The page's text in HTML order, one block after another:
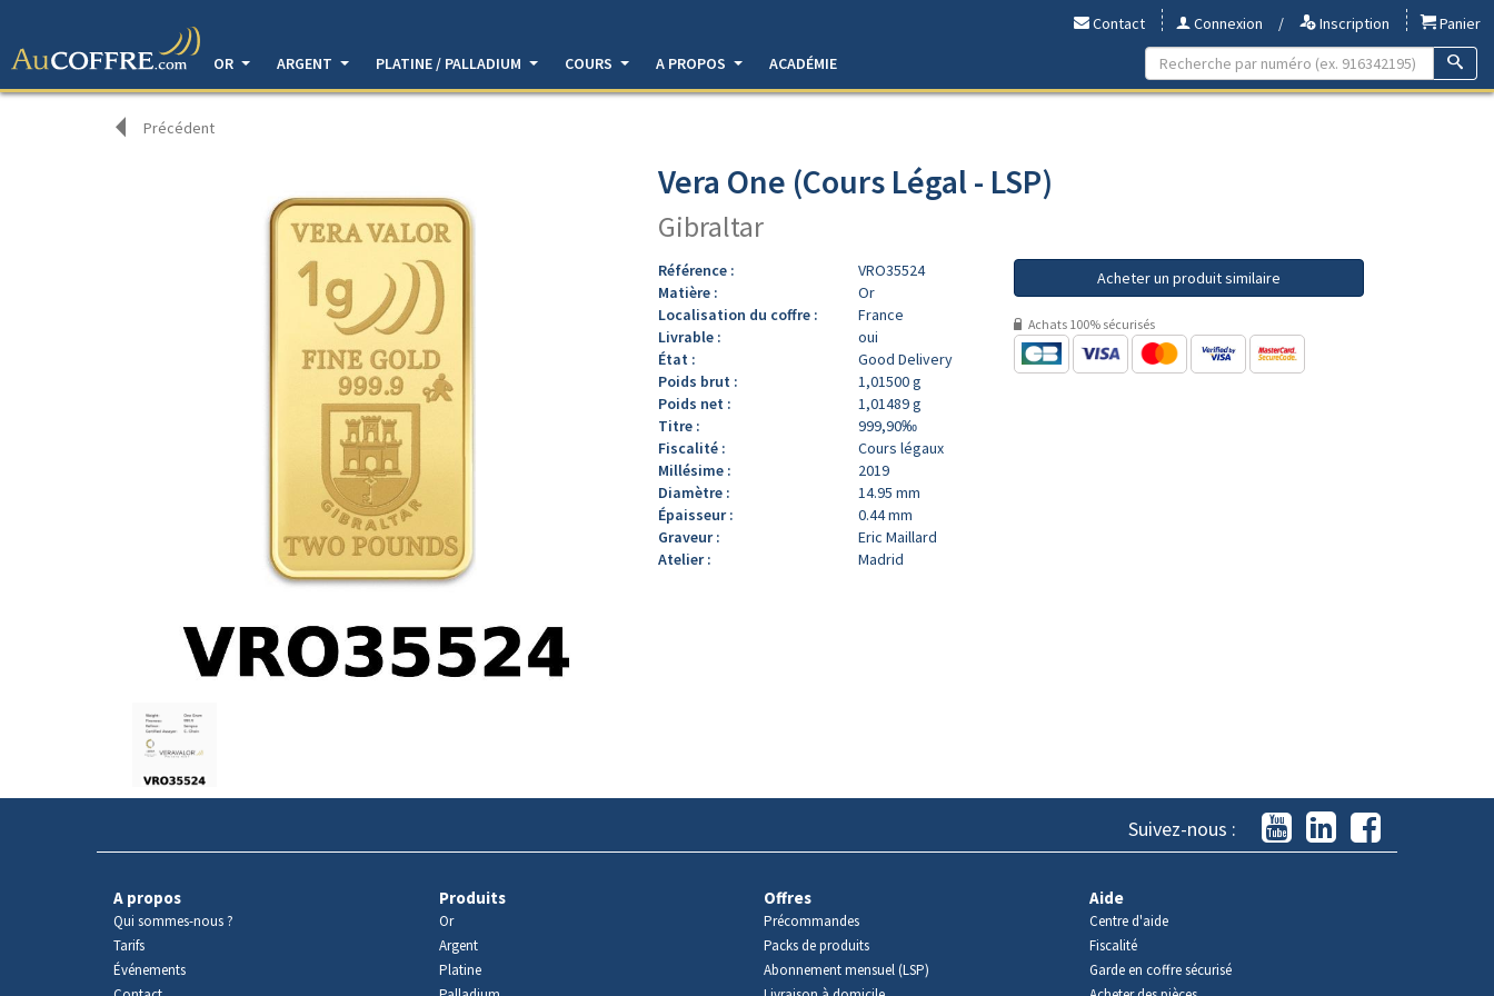
Contact Connexion / Inscription
Panier
OR
ARGENT PLATINE / PALLADIUM COURS A PROPOS ACADÉMIE
Précédent
produit
Vera One (Cours Légal - LSP)
Gibraltar
Référence :
VRO35524
Matière :
Or
Localisation du coffre :
France
Livrable :
oui
État :
Good Delivery
Poids brut :
1,01500 g
Poids net :
1,01489 g
Titre :
999,90‰
Fiscalité :
Cours légaux
Millésime :
2019
Diamètre :
14.95 mm
Épaisseur :
0.44 mm
Graveur :
Eric Maillard
Atelier :
Madrid
Acheter un produit similaire
Achats 100% sécurisés
Suivez-nous :
A propos
Qui sommes-nous ?
Tarifs
Événements
Produits
Or
Argent
Platine
Offres
Précommandes
Packs de produits
Abonnement mensuel (LSP)
Aide
Centre d'aide
Fiscalité
Garde en coffre sécurisé